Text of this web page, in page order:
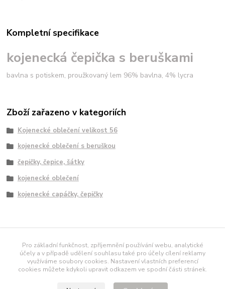
Kompletní specifikace
kojenecká čepička s beruškami
bavlna s potiskem, proužkovaný lem 96% bavlna, 4% lycra
Zboží zařazeno v kategoriích
Kojenecké oblečení velikost 56
kojenecké oblečení s beruškou
čepičky, čepice, šátky
kojenecké oblečení
kojenecké capáčky, čepičky
námořnické tričko
polodupačky
[AD-
Pro základní funkčnost, zpříjemnění používání webu, analytické
účely a v případě udělení souhlasu také pro účely cílení reklamy
využíváme soubory cookies. Nastavení vlastních preferencí
cookies můžete kdykoli upravit odkazem ve spodní části stránek.